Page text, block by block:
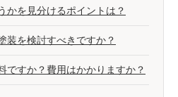
かを見分けるポイントは？
装を検討すべきですか？
ですか？費用はかかりますか？